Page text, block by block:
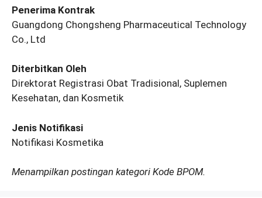
Penerima Kontrak
Guangdong Chongsheng Pharmaceutical Technology
Co., Ltd
Diterbitkan Oleh
Direktorat Registrasi Obat Tradisional, Suplemen
Kesehatan, dan Kosmetik
Jenis Notifikasi
Notifikasi Kosmetika
Menampilkan postingan kategori Kode BPOM.